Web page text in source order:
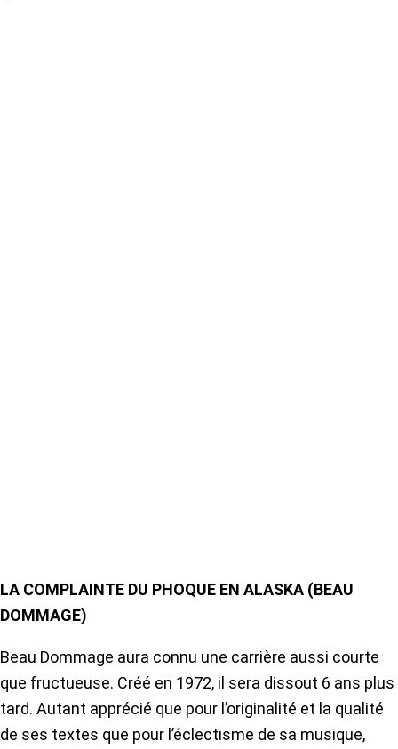
LA COMPLAINTE DU PHOQUE EN ALASKA (BEAU
DOMMAGE)
Beau Dommage aura connu une carrière aussi courte
que fructueuse. Créé en 1972, il sera dissout 6 ans plus
tard. Autant apprécié que pour l’originalité et la qualité
de ses textes que pour l’éclectisme de sa musique,